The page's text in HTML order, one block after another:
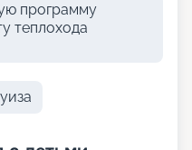
программу
теплохода